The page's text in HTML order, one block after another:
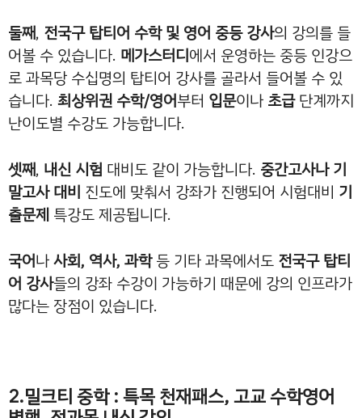
둘째, 전국구 탑티어 수학 및 영어 중등 강사의 강의를 들
어볼 수 있습니다. 메가스터디에서 운영하는 중등 인강으
로 과목당 수십명의 탑티어 강사를 골라서 들어볼 수 있
습니다. 최상위권 수학/영어부터 입문이나 초급단계까지
난이도별 수강도 가능합니다.
셋째, 내신 시험 대비도 같이 가능합니다. 중간고사나 기
말고사 대비 진도에 맞춰서 강좌가 진행되어 시험대비 기
출문제 특강도 제공됩니다.
국어나사회, 역사, 과학등 기타 과목에서도 전국구 탑티
어 강사들의 강좌 수강이 가능하기 때문에 강의 인프라가
많다는 장점이 있습니다.
2.밀크티 중학 : 특목 천재패스, 고교 수학영어